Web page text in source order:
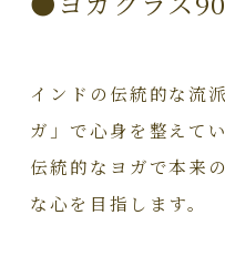
インドの伝統的な流
ガ」で心身を整えて
伝統的なヨガで本来
な心を目指します。